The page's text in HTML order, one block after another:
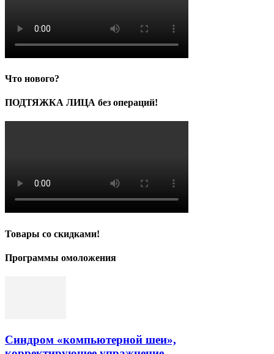
Что нового?
ПОДТЯЖКА ЛИЦА без операций!
Товары со скидками!
Программы омоложения
Синдром «компьютерной шеи»,